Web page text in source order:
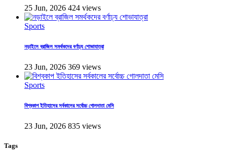
25 Jun, 2026 424 views
Sports
নড়াইলে ব্রাজিল সমর্থকদের বর্ণাঢ্য শোভাযাত্রা
23 Jun, 2026 369 views
Sports
বিশ্বকাপ ইতিহাসের সর্বকালের সর্বোচ্চ গোলদাতা মেসি
23 Jun, 2026 835 views
Tags